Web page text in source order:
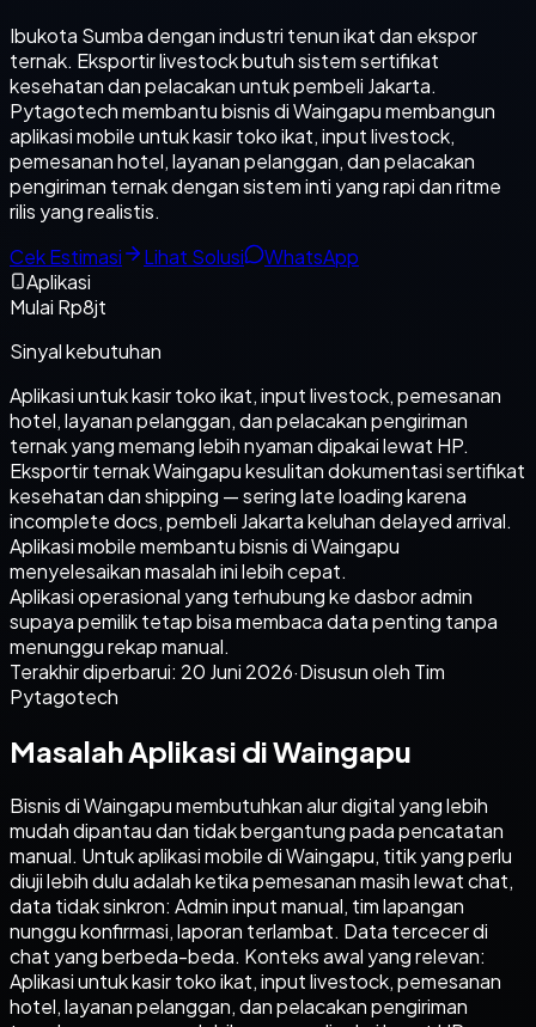
Ibukota Sumba dengan industri tenun ikat dan ekspor
ternak. Eksportir livestock butuh sistem sertifikat
kesehatan dan pelacakan untuk pembeli Jakarta.
Pytagotech membantu bisnis di Waingapu membangun
aplikasi mobile untuk kasir toko ikat, input livestock,
pemesanan hotel, layanan pelanggan, dan pelacakan
pengiriman ternak dengan sistem inti yang rapi dan ritme
rilis yang realistis.
Cek Estimasi
Lihat Solusi
WhatsApp
Aplikasi
Mulai Rp8jt
Sinyal kebutuhan
Aplikasi untuk kasir toko ikat, input livestock, pemesanan
hotel, layanan pelanggan, dan pelacakan pengiriman
ternak yang memang lebih nyaman dipakai lewat HP.
Eksportir ternak Waingapu kesulitan dokumentasi sertifikat
kesehatan dan shipping — sering late loading karena
incomplete docs, pembeli Jakarta keluhan delayed arrival.
Aplikasi mobile membantu bisnis di Waingapu
menyelesaikan masalah ini lebih cepat.
Aplikasi operasional yang terhubung ke dasbor admin
supaya pemilik tetap bisa membaca data penting tanpa
menunggu rekap manual.
Terakhir diperbarui: 20 Juni 2026·Disusun oleh Tim
Pytagotech
Masalah Aplikasi di Waingapu
Bisnis di Waingapu membutuhkan alur digital yang lebih
mudah dipantau dan tidak bergantung pada pencatatan
manual. Untuk aplikasi mobile di Waingapu, titik yang perlu
diuji lebih dulu adalah ketika pemesanan masih lewat chat,
data tidak sinkron: Admin input manual, tim lapangan
nunggu konfirmasi, laporan terlambat. Data tercecer di
chat yang berbeda-beda. Konteks awal yang relevan:
Aplikasi untuk kasir toko ikat, input livestock, pemesanan
hotel, layanan pelanggan, dan pelacakan pengiriman